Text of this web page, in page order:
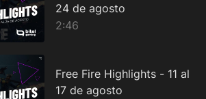
24 de agosto
2:46
Free Fire Highlights - 11 al
17 de agosto